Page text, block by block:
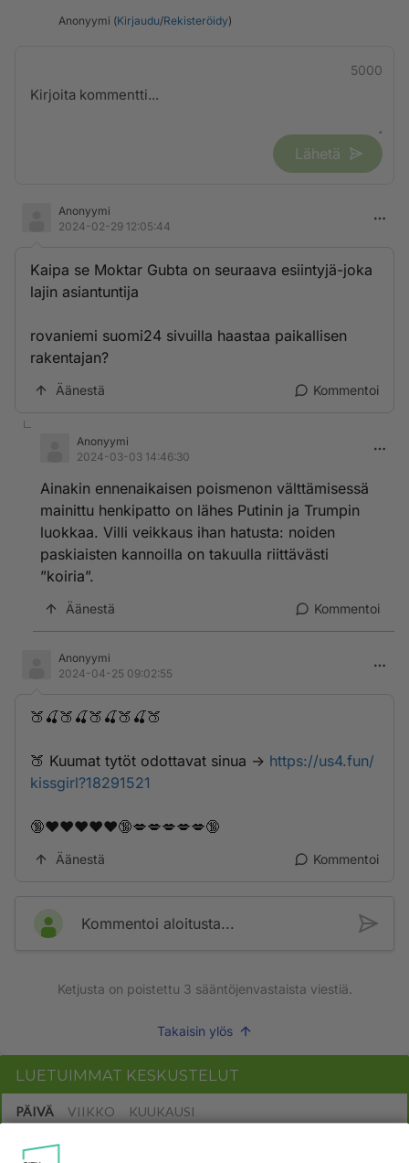
Anonyymi (Kirjaudu/Rekisteröidy)
5000
Lähetä
Anonyymi
2024-02-29 12:05:44
Kaipa se Moktar Gubta on seuraava esiintyjä-joka
lajin asiantuntija
rovaniemi suomi24 sivuilla haastaa paikallisen
rakentajan?
Äänestä Kommentoi
Anonyymi
2024-03-03 14:46:30
Ainakin ennenaikaisen poismenon välttämisessä
mainittu henkipatto on lähes Putinin ja Trumpin
luokkaa. Villi veikkaus ihan hatusta: noiden
paskiaisten kannoilla on takuulla riittävästi
”koiria”.
Äänestä Kommentoi
Anonyymi
2024-04-25 09:02:55
🍑🍒🍑🍒🍑🍒🍑🍒🍑
🍑 K­u­­u­m­­­a­­­t­­­ ­t­­­y­t­­­ö­­t­­­ ­­o­d­­o­­t­t­­a­v­­­­­a­t­­ ­s­­­i­­­n­­­u­a­­ -> https://us4.fun/
kissgirl?18291521
🔞❤️❤️❤️❤️❤️🔞💋💋💋💋💋🔞
Äänestä Kommentoi
Kommentoi aloitusta...
Ketjusta on poistettu 3 sääntöjenvastaista viestiä.
Takaisin ylös
LUETUIMMAT KESKUSTELUT
PÄIVÄ VIIKKO KUUKAUSI